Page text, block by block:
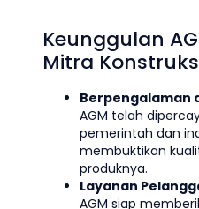
Keunggulan
Mitra
Berpengalaman
AGM telah
pemerintah dan
membuktikan
produknya.
Layanan
AGM siap